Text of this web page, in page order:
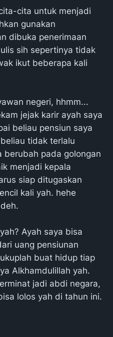
cita untuk menjadi
gunakan
dibuka penerimaan
sih sepertinya tidak
ikut beberapa kali
negeri, hhmm...
jejak karir ayah saya
beliau pensiun saya
tidak terlalu
berubah pada golongan
menjadi kepala
siap ditugaskan
kali yah. hehe
Ayah saya bisa
uang pensiunan
buat hidup tiap
Alkhamdulillah yah.
jadi abdi negara,
lolos yah di tahun ini.